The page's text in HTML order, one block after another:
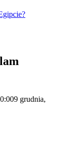
9 grudnia,